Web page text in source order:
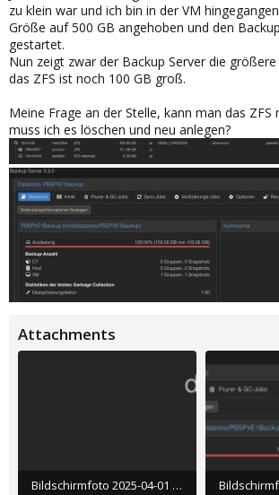
zu klein war und ich bin in der VM
Größe auf 500 GB angehoben und den
gestartet.
Nun zeigt zwar der Backup Server die
das ZFS ist noch 100 GB groß.
Meine Frage an der Stelle, kann man das
muss ich es löschen und neu anlegen?
Attachments
Bildschirmfoto 2025-04-01 um 12.39.32.png